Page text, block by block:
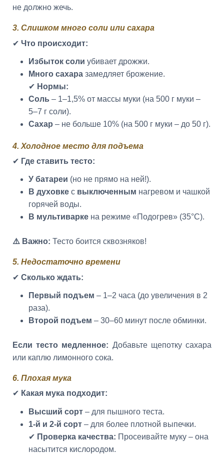
не должно жечь.
3. Слишком много соли или сахара
✔ Что происходит:
Избыток соли убивает дрожжи.
Много сахара замедляет брожение.
✔ Нормы:
Соль – 1–1,5% от массы муки (на 500 г муки –
5–7 г соли).
Сахар – не больше 10% (на 500 г муки – до 50 г).
4. Холодное место для подъема
✔ Где ставить тесто:
У батареи (но не прямо на ней!).
В духовке с выключенным нагревом и чашкой
горячей воды.
В мультиварке на режиме «Подогрев» (35°C).
⚠️ Важно: Тесто боится сквозняков!
5. Недостаточно времени
✔ Сколько ждать:
Первый подъем – 1–2 часа (до увеличения в 2
раза).
Второй подъем – 30–60 минут после обминки.
Если тесто медленное: Добавьте щепотку сахара
или каплю лимонного сока.
6. Плохая мука
✔ Какая мука подходит:
Высший сорт – для пышного теста.
1-й и 2-й сорт – для более плотной выпечки.
✔ Проверка качества: Просеивайте муку – она
насытится кислородом.